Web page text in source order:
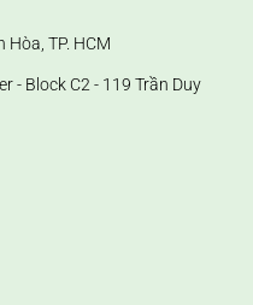
Hòa, TP. HCM
- Block C2 - 119 Trần Duy